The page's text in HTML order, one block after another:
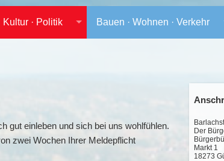
Kultur · Politik Bauen · Wohnen · Verkehr
gut einleben und sich bei uns wohlfühlen.
zwei Wochen Ihrer Meldepflicht
Der
Markt 1
18273